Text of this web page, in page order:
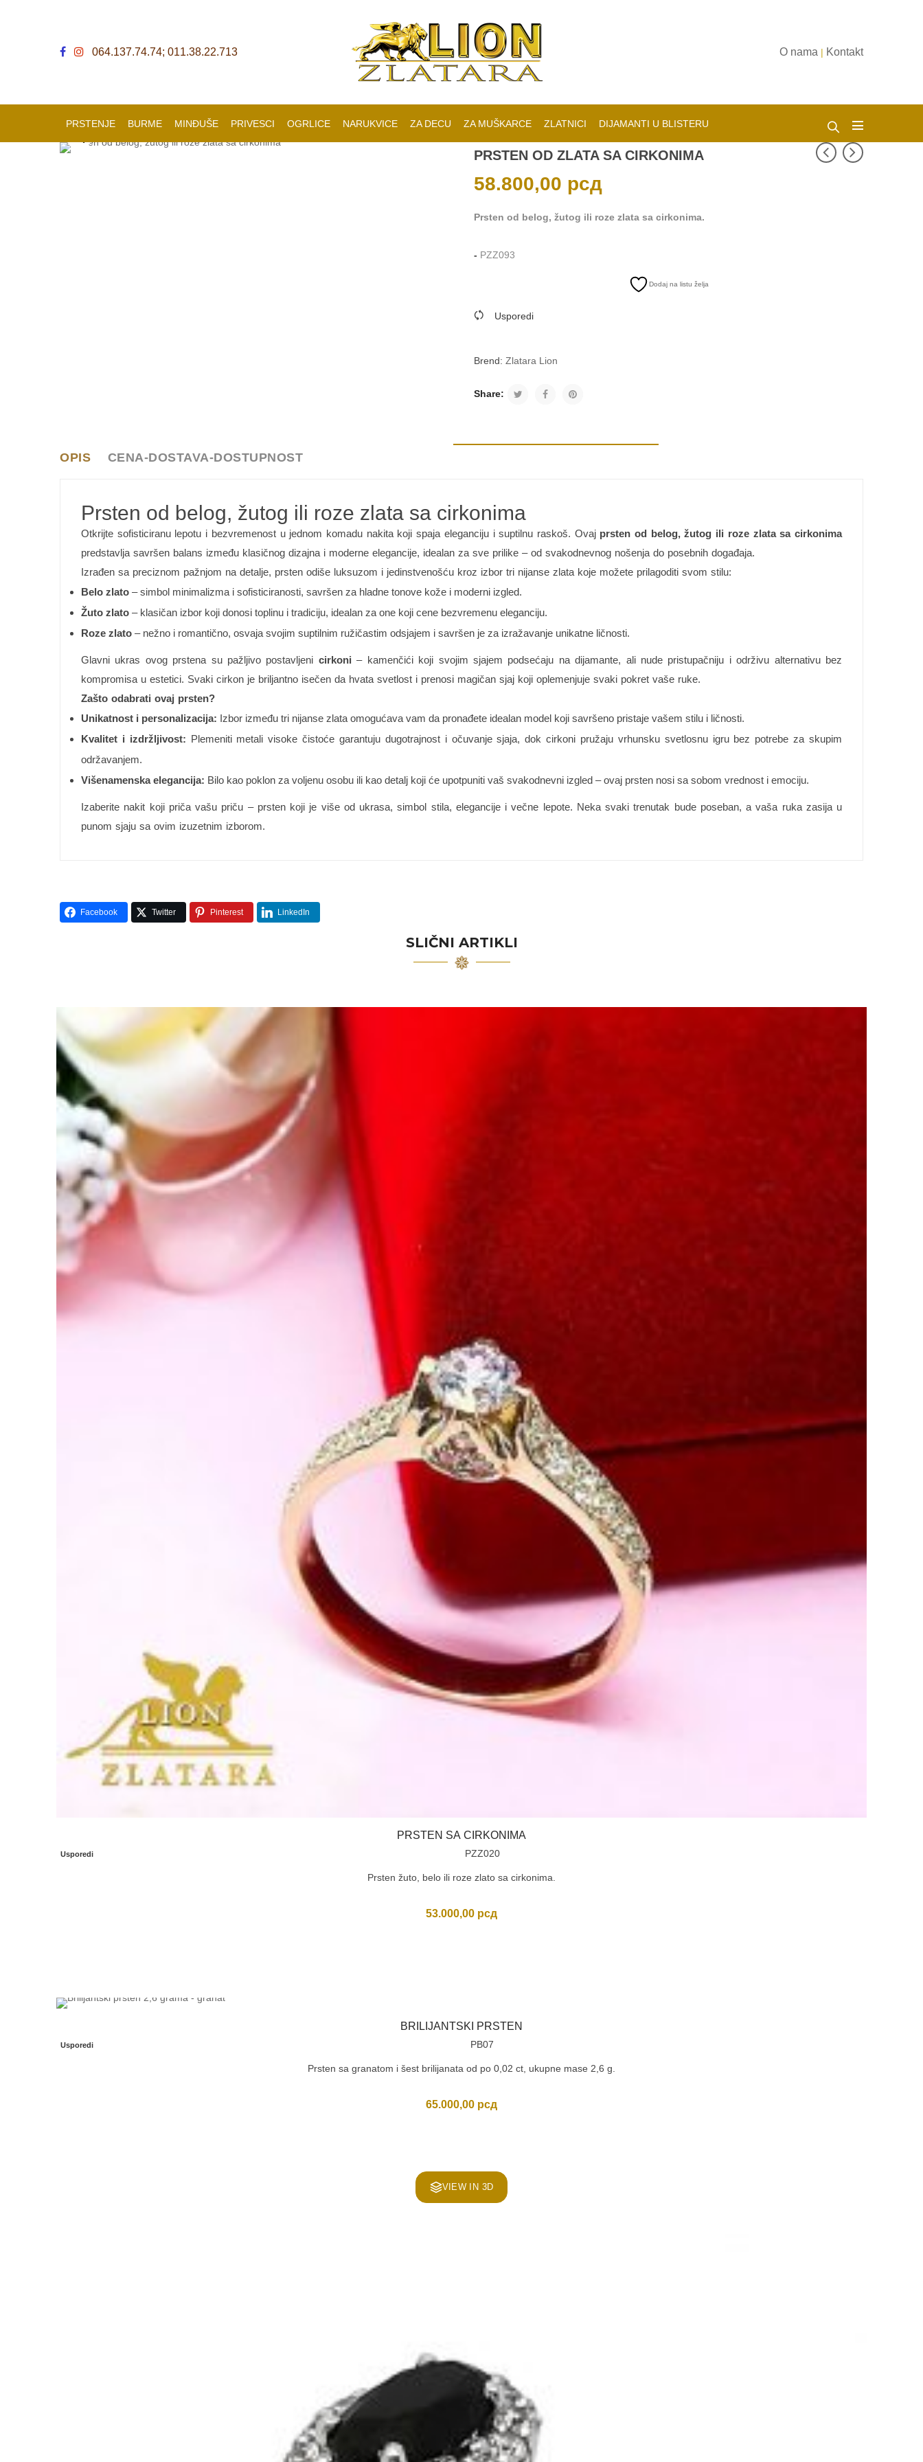
064.137.74.74; 011.38.22.713 O nama | Kontakt
PRSTENJE BURME MINĐUŠE PRIVESCI OGRLICE NARUKVICE ZA DECU ZA MUŠKARCE ZLATNICI DIJAMANTI U BLISTERU
PRSTEN OD ZLATA SA CIRKONIMA
58.800,00 рсд
Prsten od belog, žutog ili roze zlata sa cirkonima.
- PZZ093
Dodaj na listu želja
Usporedi
Brend:Zlatara Lion
Share:
OPIS CENA-DOSTAVA-DOSTUPNOST
Prsten od belog, žutog ili roze zlata sa cirkonima
Otkrijte sofisticiranu lepotu i bezvremenost u jednom komadu nakita koji spaja eleganciju i suptilnu raskoš. Ovaj prsten od belog, žutog ili roze zlata sa cirkonima
predstavlja savršen balans između klasičnog dizajna i moderne elegancije, idealan za sve prilike – od svakodnevnog nošenja do posebnih događaja.
Izrađen sa preciznom pažnjom na detalje, prsten odiše luksuzom i jedinstvenošću kroz izbor tri nijanse zlata koje možete prilagoditi svom stilu:
Belo zlato – simbol minimalizma i sofisticiranosti, savršen za hladne tonove kože i moderni izgled.
Žuto zlato – klasičan izbor koji donosi toplinu i tradiciju, idealan za one koji cene bezvremenu eleganciju.
Roze zlato – nežno i romantično, osvaja svojim suptilnim ružičastim odsjajem i savršen je za izražavanje unikatne ličnosti.
Glavni ukras ovog prstena su pažljivo postavljeni cirkoni – kamenčići koji svojim sjajem podsećaju na dijamante, ali nude pristupačniju i održivu alternativu bez
kompromisa u estetici. Svaki cirkon je briljantno isečen da hvata svetlost i prenosi magičan sjaj koji oplemenjuje svaki pokret vaše ruke.
Zašto odabrati ovaj prsten?
Unikatnost i personalizacija: Izbor između tri nijanse zlata omogućava vam da pronađete idealan model koji savršeno pristaje vašem stilu i ličnosti.
Kvalitet i izdržljivost: Plemeniti metali visoke čistoće garantuju dugotrajnost i očuvanje sjaja, dok cirkoni pružaju vrhunsku svetlosnu igru bez potrebe za skupim
održavanjem.
Višenamenska elegancija: Bilo kao poklon za voljenu osobu ili kao detalj koji će upotpuniti vaš svakodnevni izgled – ovaj prsten nosi sa sobom vrednost i emociju.
Izaberite nakit koji priča vašu priču – prsten koji je više od ukrasa, simbol stila, elegancije i večne lepote. Neka svaki trenutak bude poseban, a vaša ruka zasija u
punom sjaju sa ovim izuzetnim izborom.
Facebook Twitter Pinterest LinkedIn
SLIČNI ARTIKLI
PRSTEN SA CIRKONIMA
Usporedi PZZ020
Prsten žuto, belo ili roze zlato sa cirkonima.
53.000,00 рсд
BRILIJANTSKI PRSTEN
Usporedi PB07
Prsten sa granatom i šest brilijanata od po 0,02 ct, ukupne mase 2,6 g.
65.000,00 рсд
VIEW IN 3D